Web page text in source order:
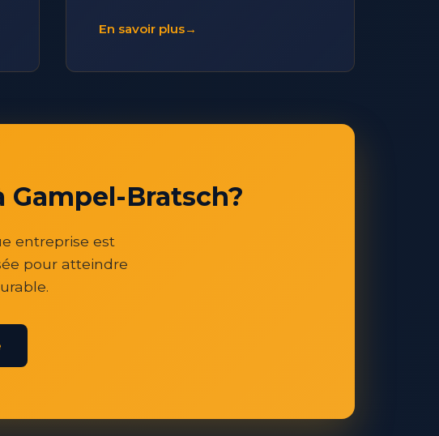
En savoir plus→
Bratsch?
entreprise est
pour atteindre